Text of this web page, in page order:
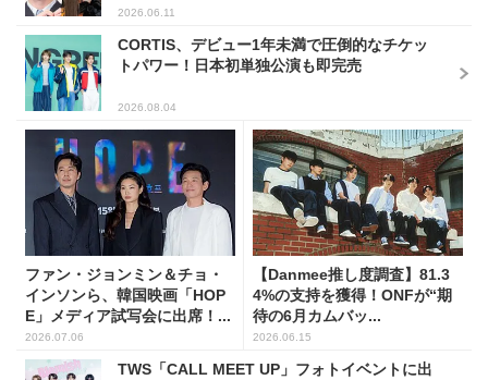
2026.06.11
CORTIS、デビュー1年未満で圧倒的なチケッ
トパワー！日本初単独公演も即完売
2026.08.04
ファン・ジョンミン＆チョ・
インソンら、韓国映画「HOP
E」メディア試写会に出席！...
2026.07.06
【Danmee推し度調査】81.3
4%の支持を獲得！ONFが“期
待の6月カムバッ...
2026.06.15
TWS「CALL MEET UP」フォトイベントに出